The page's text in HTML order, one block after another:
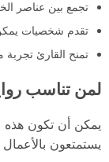
تجمع بين عناصر
تقدم شخصيات يمكن
تمنح القارئ
لمن تناسب
يمكن أن تكون هذه
يستمتعون بالأعمال